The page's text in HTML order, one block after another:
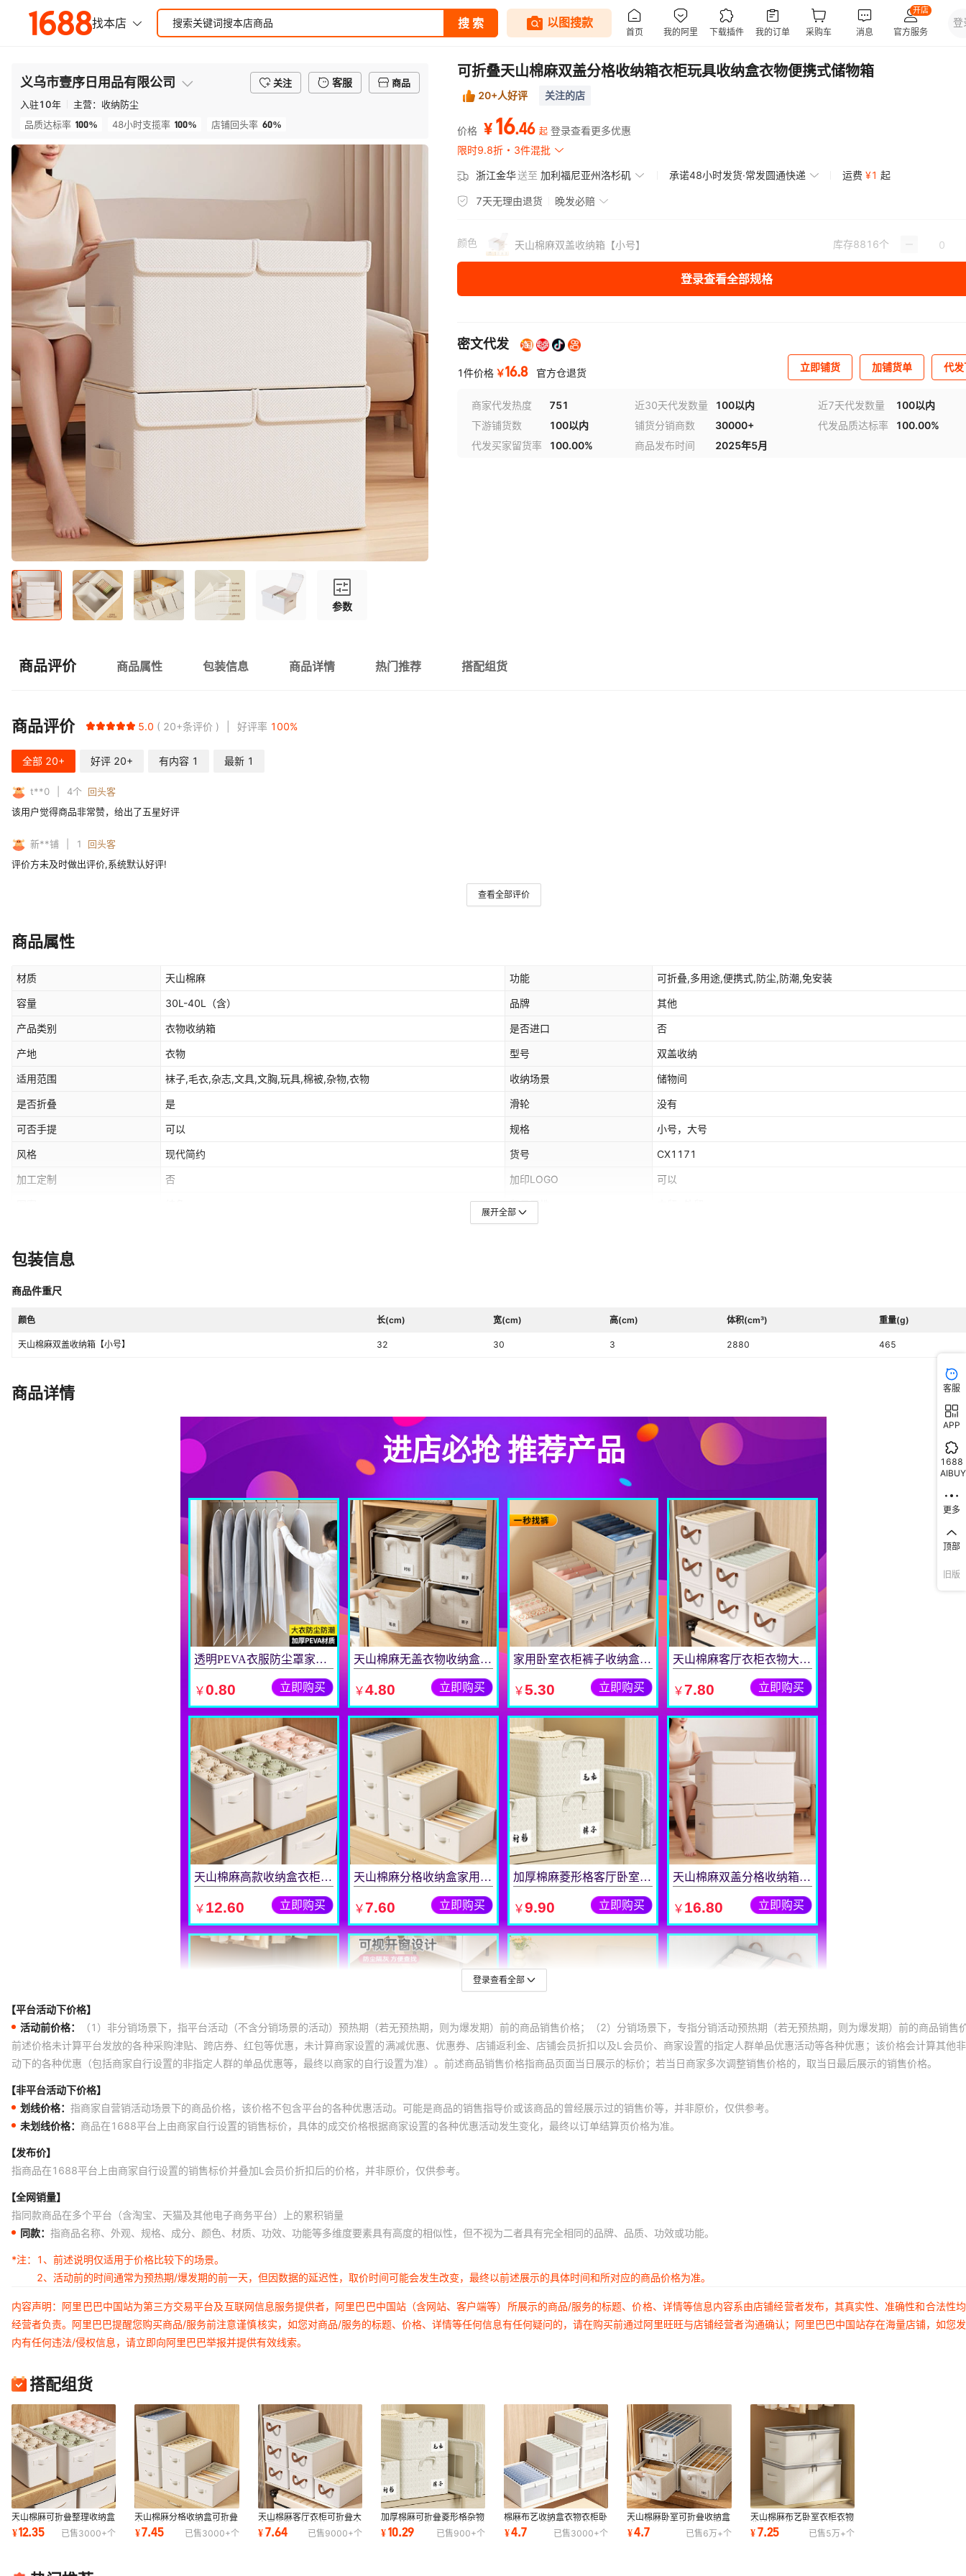
义乌市壹序日用品有限公司 关注 客服
商品
入驻10年 主营： 收纳防尘
品质达标率 100% 48小时支揽率 100% 店铺回头率 60%
参数
可折叠天山棉麻双盖分格收纳箱衣柜玩具收纳盒衣物便携式储物箱
20+人好评 关注的店
价格 ¥16.46 起 登录查看更多优惠
限时9.8折
3件混批
浙江金华送至 加利福尼亚州洛杉矶 承诺48小时发货·常发圆通快递 运费 ¥1 起
7天无理由退货 晚发必赔
颜色 天山棉麻双盖收纳箱【小号】 库存8816个
登录查看全部规格
密文代发
1件价格 ￥16.8 官方仓退货 立即铺货 加铺货单 代
商家代发热度 751 近30天代发数量 100以内 近7天代发数量
100以内
下游铺货数
100以内 铺货分销商数 30000+ 代发品质达标率
100.00%
代发买家留货率
100.00% 商品发布时间 2025年5月
商品评价 商品属性 包装信息 商品详情 热门推荐 搭配组货
商品评价 5.0 20+条评价 好评率 100%
全部 20+ 好评 20+ 有内容 1 最新 1
t**0 4个 回头客
该用户觉得商品非常赞，给出了五星好评
新**铺 1
回头客
评价方未及时做出评价,系统默认好评!
查看全部评价
商品属性
材质 天山棉麻 功能 可折叠,多用途,便携式,防尘,防潮,免安装
容量 30L-40L（含） 品牌 其他
产品类别 衣物收纳箱 是否进口 否
产地 衣物 型号 双盖收纳
适用范围 袜子,毛衣,杂志,文具,文胸,玩具,棉被,杂物,衣物 收纳场景 储物间
是否折叠 是 滑轮 没有
可否手提 可以 规格 小号，大号
风格 现代简约 货号 CX1171
加工定制 否 加印LOGO 可以
贸易属性
价格段
展开全部
包装信息
商品件重尺
颜色 长(cm) 宽(cm) 高(cm) 体积(cm³) 重量(g)
天山棉麻双盖收纳箱【小号】 32 30 3 2880 465
商品详情
登录查看全部
【平台活动下价格】
活动前价格：
（1）非分销场景下，指平台活动（不含分销场景的活动）预热期（若无预热期，则为爆发期）前的商品销售价格；（2）分销场景下，专指分销活动预热期（若无预热期，则为爆发期）前的商品销售
前述价格未计算平台发放的各种采购津贴、跨店券、红包等优惠，未计算商家设置的满减优惠、优惠券、店铺返利金、店铺会员折扣以及L会员价、商家设置的指定人群单品优惠活动等各种优惠；该价格会计算其他
动下的各种优惠（包括商家自行设置的非指定人群的单品优惠等，最终以商家的自行设置为准）。前述商品销售价格指商品页面当日展示的标价；若当日商家多次调整销售价格的，取当日最后展示的销售价格。
【非平台活动下价格】
划线价格： 指商家自营销活动场景下的商品价格，该价格不包含平台的各种优惠活动。可能是商品的销售指导价或该商品的曾经展示过的销售价等，并非原价，仅供参考。
未划线价格： 商品在1688平台上由商家自行设置的销售标价，具体的成交价格根据商家设置的各种优惠活动发生变化，最终以订单结算页价格为准。
【发布价】
指商品在1688平台上由商家自行设置的销售标价并叠加L会员价折扣后的价格，并非原价，仅供参考。
【全网销量】
指同款商品在多个平台（含淘宝、天猫及其他电子商务平台）上的累积销量
同款： 指商品名称、外观、规格、成分、颜色、材质、功效、功能等多维度要素具有高度的相似性，但不视为二者具有完全相同的品牌、品质、功效或功能。
*注：
1、前述说明仅适用于价格比较下的场景。
2、活动前的时间通常为预热期/爆发期的前一天，但因数据的延迟性，取价时间可能会发生改变，最终以前述展示的具体时间和所对应的商品价格为准。
内容声明：阿里巴巴中国站为第三方交易平台及互联网信息服务提供者，阿里巴巴中国站（含网站、客户端等）所展示的商品/服务的标题、价格、详情等信息内容系由店铺经营者发布，其真实性、准确性和合法性
经营者负责。阿里巴巴提醒您购买商品/服务前注意谨慎核实，如您对商品/服务的标题、价格、详情等任何信息有任何疑问的，请在购买前通过阿里旺旺与店铺经营者沟通确认；阿里巴巴中国站存在海量店铺，如您
内有任何违法/侵权信息，请立即向阿里巴巴举报并提供有效线索。
搭配组货
天山棉麻可折叠整理收纳盒
卧室衣柜分格杂物抽屉式储
物盒收纳箱
¥12.35 已售3000+个
天山棉麻分格收纳盒可折叠
衣柜橱柜桌面衣物储物盒抽
屉式收纳箱
¥7.45 已售3000+个
天山棉麻客厅衣柜可折叠大
容量衣物收纳筐整理收纳盒
储物箱抽屉式
¥7.64 已售9000+个
加厚棉麻可折叠菱形格杂物
卧室整理衣物收纳盒衣柜储
物盒收纳筐
¥10.29 已售900+个
棉麻布艺收纳盒衣物衣柜卧
室客厅收纳防尘杂物收纳盒
抽屉储物收纳
¥4.7 已售3000+个
天山棉麻卧室可折叠收纳盒
袜子收纳箱衣物裤子便携式
衣柜整理盒
¥4.7 已售6万+个
天山棉麻布艺卧室衣柜衣物
收纳箱便携式加厚免安装储
物箱收纳袋盒
¥7.25 已售5万+个
客服
APP
1688
AIBUY
更多
顶部
旧版